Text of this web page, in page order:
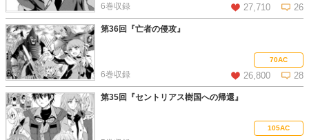
27,710 26
6巻収録
この話を読む コメントを見る
第36回『亡者の侵攻』
70AC
26,800 28
6巻収録
この話を読む コメントを見る
第35回『セントリアス樹国への帰還』
105AC